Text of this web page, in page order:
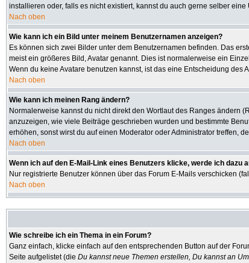
installieren oder, falls es nicht existiert, kannst du auch gerne selber
Nach oben
Wie kann ich ein Bild unter meinem Benutzernamen anzeigen?
Es können sich zwei Bilder unter dem Benutzernamen befinden. Das
meist ein größeres Bild, Avatar genannt. Dies ist normalerweise ein
Wenn du keine Avatare benutzen kannst, ist das eine Entscheidung
Nach oben
Wie kann ich meinen Rang ändern?
Normalerweise kannst du nicht direkt den Wortlaut des Ranges ändern
anzuzeigen, wie viele Beiträge geschrieben wurden und bestimmte
erhöhen, sonst wirst du auf einen Moderator oder Administrator treffen,
Nach oben
Wenn ich auf den E-Mail-Link eines Benutzers klicke, werde ich dazu
Nur registrierte Benutzer können über das Forum E-Mails verschicken
Nach oben
Wie schreibe ich ein Thema in ein Forum?
Ganz einfach, klicke einfach auf den entsprechenden Button auf der
Seite aufgelistet (die Du kannst neue Themen erstellen, Du kannst an